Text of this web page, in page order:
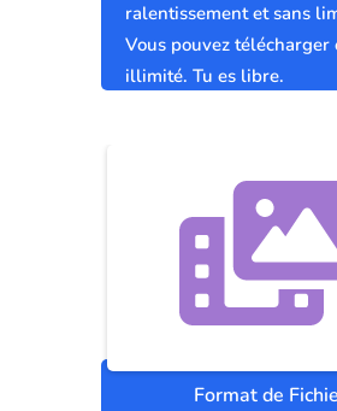
ralentissement et sans
Vous pouvez télécharger
illimité. Tu es libre.
Format de